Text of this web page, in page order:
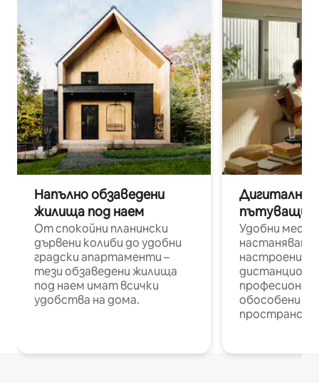
Напълно обзаведени
жилища под наем
От спокойни планински
дървени колиби до удобни
градски апартаменти –
тези обзаведени жилища
под наем имат всички
удобства на дома.
Дигитални
пътуващи
Удобни
настаняване
настроени и
обособени